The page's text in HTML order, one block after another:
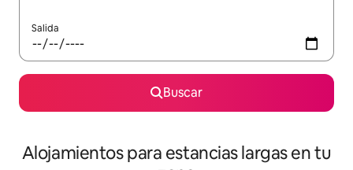
Salida
Buscar
Alojamientos para estancias largas en tu